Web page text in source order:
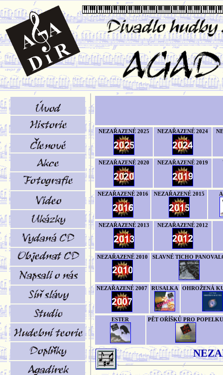
NEZAŘAZENÉ 2025 NEZAŘAZENÉ 2024
NEZAŘAZENÉ 2020 NEZAŘAZENÉ 2019
NEZAŘAZENÉ 2016 NEZAŘAZENÉ 2015
NEZAŘAZENÉ 2013 NEZAŘAZENÉ 2012
NEZAŘAZENÉ 2010 SLAVNÉ TICHO
NEZAŘAZENÉ 2007 RUSALKA OHROŽENÁ
ESTER PĚT OŘÍŠKŮ PRO POPELKU